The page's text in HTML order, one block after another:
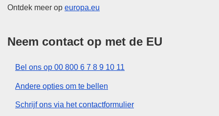
Ontdek meer op europa.eu
Neem contact op met de EU
Bel ons op 00 800 6 7 8 9 10 11
Andere opties om te bellen
Schrijf ons via het contactformulier